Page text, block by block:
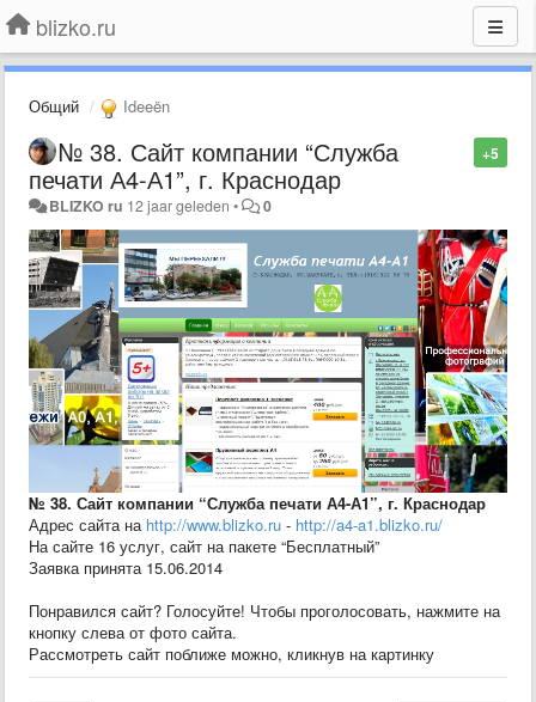
blizko.ru
Общий Ideeën
+5
№ 38. Сайт компании “Служба
печати А4-А1”, г. Краснодар
BLIZKO ru 12 jaar geleden • 0
№ 38. Сайт компании “Служба печати А4-А1”, г. Краснодар
Адрес сайта на http://www.blizko.ru - http://a4-a1.blizko.ru/
На сайте 16 услуг, сайт на пакете “Бесплатный”
Заявка принята 15.06.2014
Понравился сайт? Голосуйте! Чтобы проголосовать, нажмите на
кнопку слева от фото сайта.
Рассмотреть сайт поближе можно, кликнув на картинку